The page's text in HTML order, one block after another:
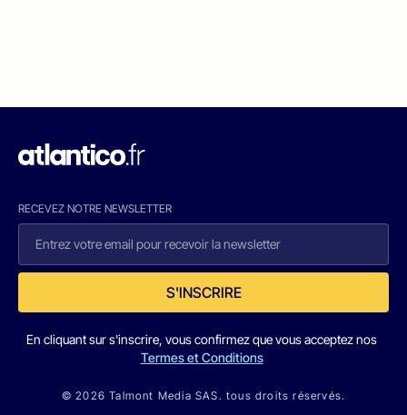
RECEVEZ NOTRE NEWSLETTER
S'INSCRIRE
En cliquant sur s'inscrire, vous confirmez que vous acceptez nos
Termes et Conditions
© 2026 Talmont Media SAS. tous droits réservés.